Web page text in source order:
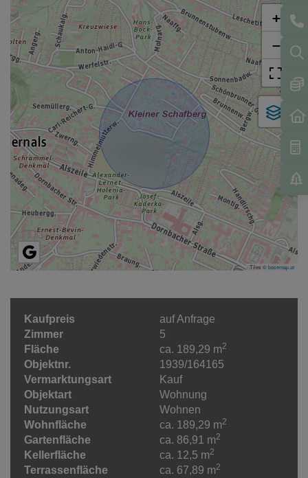
+
−
Tiles ©basemap.at
Kaufpreis
auf Anfrage
Zimmer
5
Fläche
ca. 189,29 m2
Objektnr.
1939/164165
Vermarktungsart
Kauf
Objektart
Wohnung
Nutzungsart
Wohnen
Wohnfläche
ca. 189,29 m2
Gartenfläche ca. 86,91 m2
Kellerfläche ca. 12,5 m2
Terrassenfläche ca. 67,89 m2